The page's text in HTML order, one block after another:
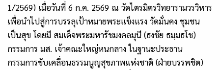
1/2569) เมื่อวันที่ 6 ก.ค. 2569 ณ วัดไตรมิตรวิทยารามวรวิหาร
เพื่อนำไปสู่การบรรลุเป้าหมายพระแข็งแรง วัดมั่นคง ชุมชน
เป็นสุข โดยมี สมเด็จพระมหารัชมงคลมุนี (ธงชัย ธมฺมธโช)
กรรมการ มส. เจ้าคณะใหญ่หนกลาง ในฐานะประธาน
กรรมการขับเคลื่อนธรรมนูญสุขภาพแห่งชาติ (ฝ่ายบรรพชิต)